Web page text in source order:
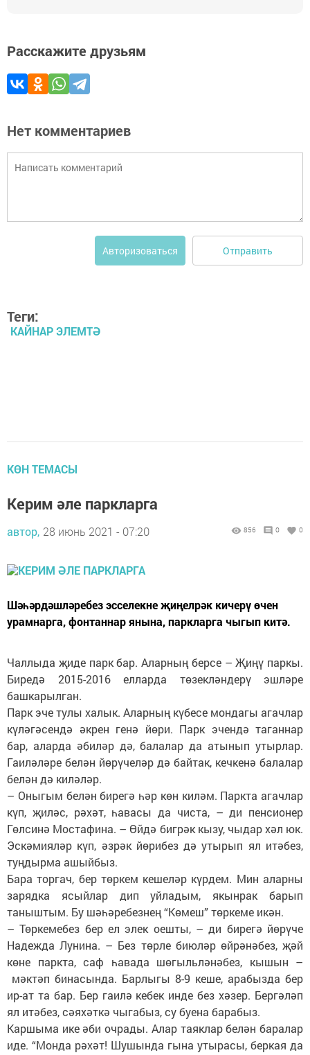
Расскажите друзьям
Нет комментариев
Авторизоваться Отправить
Теги:
КАЙНАР ЭЛЕМТӘ
КӨН ТЕМАСЫ
Керим әле паркларга
автор, 28 июнь 2021 - 07:20 856 0 0
Шәһәрдәшләребез эсселекне җиңелрәк кичерү өчен
урамнарга, фонтаннар янына, паркларга чыгып китә.
Чаллыда җиде парк бар. Аларның берсе – Җиңү паркы.
Биредә 2015-2016 елларда төзекләндерү эшләре
башкарылган.
Парк эче тулы халык. Аларның күбесе мондагы агачлар
күләгәсендә әкрен генә йөри. Парк эчендә таганнар
бар, аларда әбиләр дә, балалар да атынып утырлар.
Гаиләләре белән йөрүчеләр дә байтак, кечкенә балалар
белән дә киләләр.
– Оныгым белән бирегә һәр көн киләм. Паркта агачлар
күп, җиләс, рәхәт, һавасы да чиста, – ди пенсионер
Гөлсинә Мостафина. – Өйдә бигрәк кызу, чыдар хәл юк.
Эскәмияләр күп, әзрәк йөрибез дә утырып ял итәбез,
туңдырма ашыйбыз.
Бара торгач, бер төркем кешеләр күрдем. Мин аларны
зарядка ясыйлар дип уйладым, якынрак барып
таныштым. Бу шәһәребезнең “Көмеш” төркеме икән.
– Төркемебез бер ел элек оешты, – ди бирегә йөрүче
Надежда Лунина. – Без төрле биюләр өйрәнәбез, җәй
көне паркта, саф һавада шөгыльләнәбез, кышын –
мәктәп бинасында. Барлыгы 8-9 кеше, арабызда бер
ир-ат та бар. Бер гаилә кебек инде без хәзер. Бергәләп
ял итәбез, сәяхәткә чыгабыз, су буена барабыз.
Каршыма ике әби очрады. Алар таяклар белән баралар
иде. “Монда рәхәт! Шушында гына утырасы, беркая да